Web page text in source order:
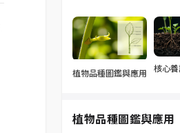
植物品種圖鑑與應用 核心
植物品種圖鑑與應用